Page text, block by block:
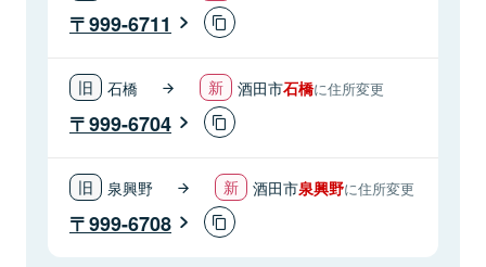
999-6711
石橋 酒田市石橋に住所変更
999-6704
泉興野 酒田市泉興野に住所変更
999-6708